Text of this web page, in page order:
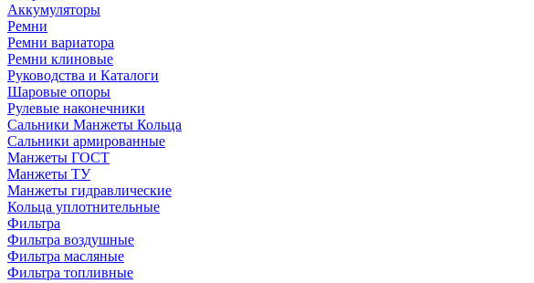
Аккумуляторы
Ремни
Ремни вариатора
Ремни клиновые
Руководства и Каталоги
Шаровые опоры
Рулевые наконечники
Сальники Манжеты Кольца
Сальники армированные
Манжеты ГОСТ
Манжеты ТУ
Манжеты гидравлические
Кольца уплотнительные
Фильтра
Фильтра воздушные
Фильтра масляные
Фильтра топливные